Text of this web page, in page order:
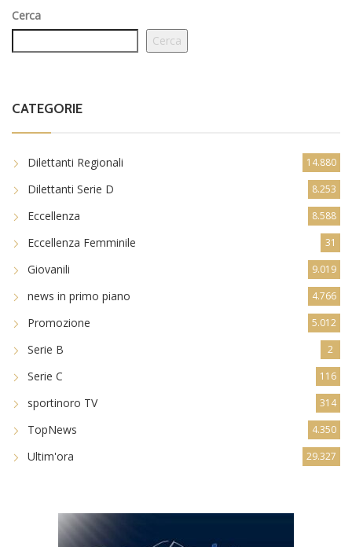
Cerca
Cerca
CATEGORIE
Dilettanti Regionali 14.880
Dilettanti Serie D 8.253
Eccellenza 8.588
Eccellenza Femminile 31
Giovanili 9.019
news in primo piano 4.766
Promozione 5.012
Serie B 2
Serie C 116
sportinoro TV 314
TopNews 4.350
Ultim'ora 29.327